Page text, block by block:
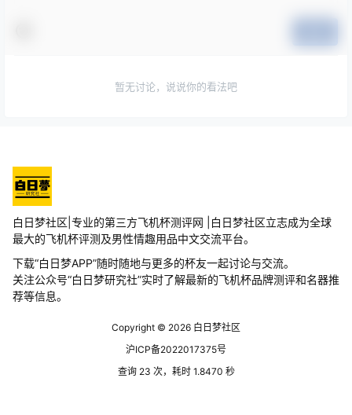
暂无讨论，说说你的看法吧
白日梦社区|专业的第三方飞机杯测评网 |白日梦社区立志成为全球
最大的飞机杯评测及男性情趣用品中文交流平台。
下载“白日梦APP”随时随地与更多的杯友一起讨论与交流。
关注公众号“白日梦研究社”实时了解最新的飞机杯品牌测评和名器推
荐等信息。
Copyright © 2026 白日梦社区
沪ICP备2022017375号
查询 23 次，耗时 1.8470 秒